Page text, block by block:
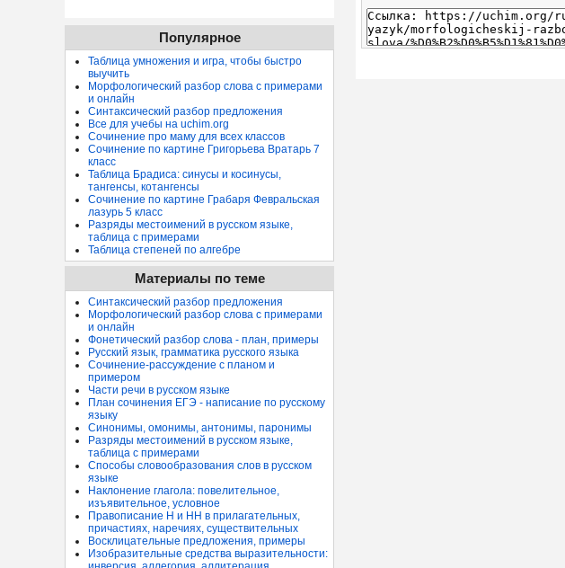
Популярное
Таблица умножения и игра, чтобы быстро
выучить
Морфологический разбор слова с примерами
и онлайн
Синтаксический разбор предложения
Все для учебы на uchim.org
Сочинение про маму для всех классов
Сочинение по картине Григорьева Вратарь 7
класс
Таблица Брадиса: синусы и косинусы,
тангенсы, котангенсы
Сочинение по картине Грабаря Февральская
лазурь 5 класс
Разряды местоимений в русском языке,
таблица с примерами
Таблица степеней по алгебре
Материалы по теме
Синтаксический разбор предложения
Морфологический разбор слова с примерами
и онлайн
Фонетический разбор слова - план, примеры
Русский язык, грамматика русского языка
Сочинение-рассуждение с планом и
примером
Части речи в русском языке
План сочинения ЕГЭ - написание по русскому
языку
Синонимы, омонимы, антонимы, паронимы
Разряды местоимений в русском языке,
таблица с примерами
Способы словообразования слов в русском
языке
Наклонение глагола: повелительное,
изъявительное, условное
Правописание Н и НН в прилагательных,
причастиях, наречиях, существительных
Восклицательные предложения, примеры
Изобразительные средства выразительности: